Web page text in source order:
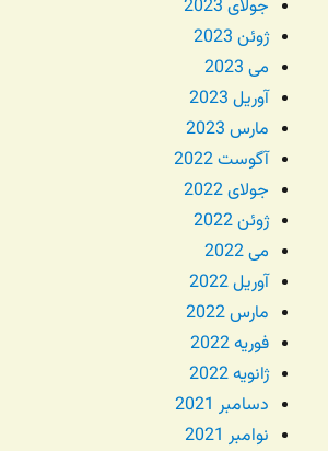
جولای 2023
ژوئن 2023
می 2023
آوریل 2023
مارس 2023
آگوست 2022
جولای 2022
ژوئن 2022
می 2022
آوریل 2022
مارس 2022
فوریه 2022
ژانویه 2022
دسامبر 2021
نوامبر 2021